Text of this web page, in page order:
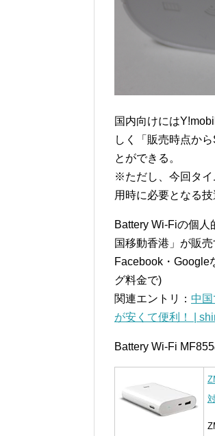
国内向けには
しく「販売時点か
とができる。
※ただし、今回タイ
用時に必要となる技
Battery Wi-Fiの個
国移動香港」が販
Facebook・Google
グ料金で)
関連エントリ： 中国
が安くて便利！ |
Battery Wi-Fi